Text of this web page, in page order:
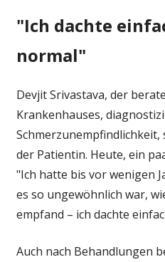
"Ich dachte
normal"
Devjit Srivastava, der
Krankenhauses,
der Patientin. Heute, ein
"Ich hatte bis vor wenigen
es so ungewöhnlich war,
empfand – ich dachte
Auch nach Behandlungen